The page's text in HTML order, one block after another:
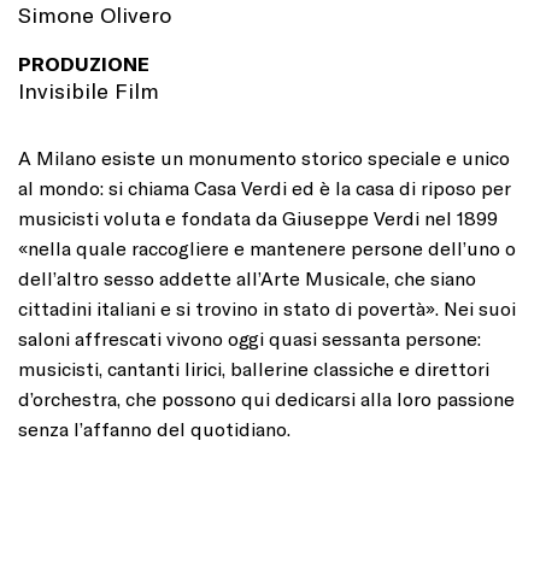
Simone Olivero
PRODUZIONE
Invisibile Film
A Milano esiste un monumento storico speciale e unico
al mondo: si chiama Casa Verdi ed è la casa di riposo per
musicisti voluta e fondata da Giuseppe Verdi nel 1899
«nella quale raccogliere e mantenere persone dell’uno o
dell’altro sesso addette all’Arte Musicale, che siano
cittadini italiani e si trovino in stato di povertà». Nei suoi
saloni affrescati vivono oggi quasi sessanta persone:
musicisti, cantanti lirici, ballerine classiche e direttori
d’orchestra, che possono qui dedicarsi alla loro passione
senza l’affanno del quotidiano.